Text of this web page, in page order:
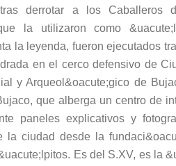
derrotar a los
la utilizaron como
la leyenda, fueron ejecutados
en el cerco defensivo de
y Arqueol&oacute;gico de
que alberga un centro de
paneles explicativos y
la ciudad desde la
Es del S.XV, es la